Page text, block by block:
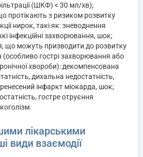
(ШКФ) < 30 мл/хв);
протікають з ризиком розвитку
нирок, такі як: зневоднення
інфекційні захворювання, шок;
що можуть призводити до розвитку
(особливо гострі захворювання або
хвороби): декомпенсована
дихальна недостатність,
інфаркт міокарда, шок;
гостре отруєння
лікарськими
види взаємодії